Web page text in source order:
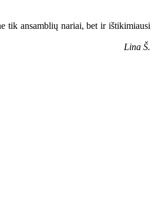
tik ansamblių nariai, bet ir ištikimiausi
Lina Š.